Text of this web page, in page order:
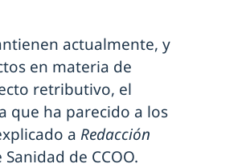
actualmente, y
en materia de
retributivo, el
que ha parecido a los
a Redacción
de CCOO.